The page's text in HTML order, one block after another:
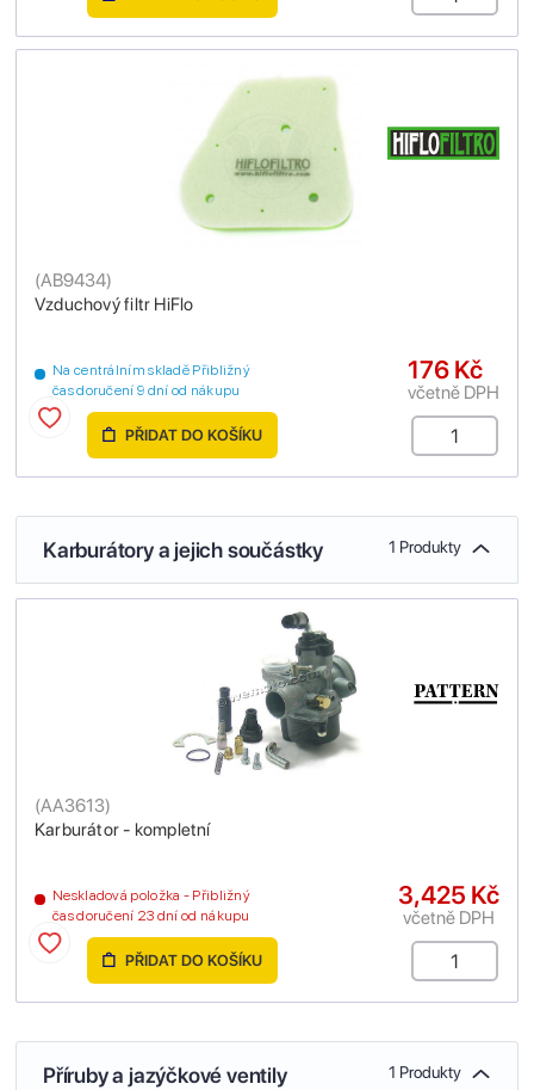
Vzduchový filtr HiFlo
(AB9434)
Na centrálním skladě Přibližný
čas doručení 9 dní od nákupu
176 Kč
včetně DPH
PŘIDAT DO KOŠÍKU
Karburátory a jejich součástky 1 Produkty
Karburátor - kompletní
(AA3613)
Neskladová položka - Přibližný
čas doručení 23 dní od nákupu
3,425 Kč
včetně DPH
PŘIDAT DO KOŠÍKU
Příruby a jazýčkové ventily 1 Produkty